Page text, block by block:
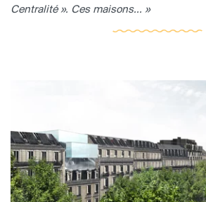
Centralité ». Ces maisons... »